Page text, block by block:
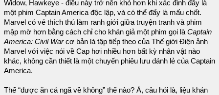
Widow, Hawkeye - điều này trở nên khó hơn khi xác định đây là
một phim Captain America độc lập, và có thể đấy là mấu chốt.
Marvel có vẻ thích thú làm ranh giới giữa truyện tranh và phim
mập mờ hơn bằng cách chỉ cho khán giả một phim gọi là Captain
America: Civil Warcơ bản là tập tiếp theo của Thế giới Điện ảnh
Marvel với việc nói về Cap hơi nhiều hơn bất kỳ nhân vật nào
khác, không cần thiết là một chuyến phiêu lưu đánh lẻ của Captain
America.
Thế “được ăn cả ngã về không” thế nào? À, câu hỏi là, liệu khán